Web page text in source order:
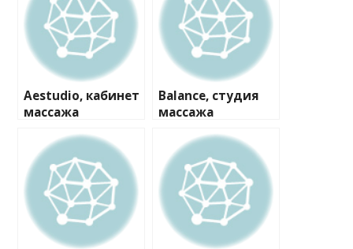
Aestudio, кабинет
массажа
Balance, студия
массажа